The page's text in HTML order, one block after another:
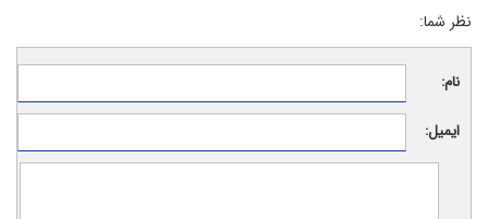
نظر شما:
نام:
ایمیل: